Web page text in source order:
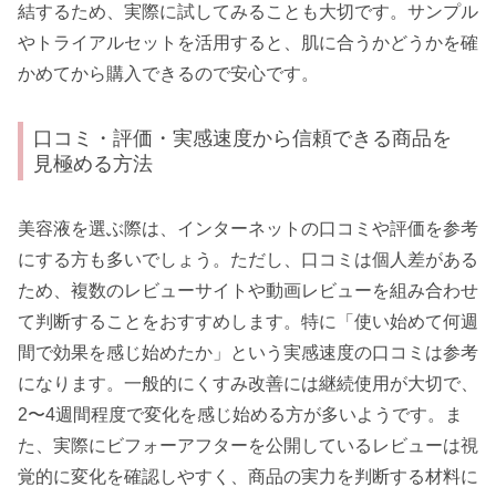
結するため、実際に試してみることも大切です。サンプル
やトライアルセットを活用すると、肌に合うかどうかを確
かめてから購入できるので安心です。
口コミ・評価・実感速度から信頼できる商品を
見極める方法
美容液を選ぶ際は、インターネットの口コミや評価を参考
にする方も多いでしょう。ただし、口コミは個人差がある
ため、複数のレビューサイトや動画レビューを組み合わせ
て判断することをおすすめします。特に「使い始めて何週
間で効果を感じ始めたか」という実感速度の口コミは参考
になります。一般的にくすみ改善には継続使用が大切で、
2〜4週間程度で変化を感じ始める方が多いようです。ま
た、実際にビフォーアフターを公開しているレビューは視
覚的に変化を確認しやすく、商品の実力を判断する材料に